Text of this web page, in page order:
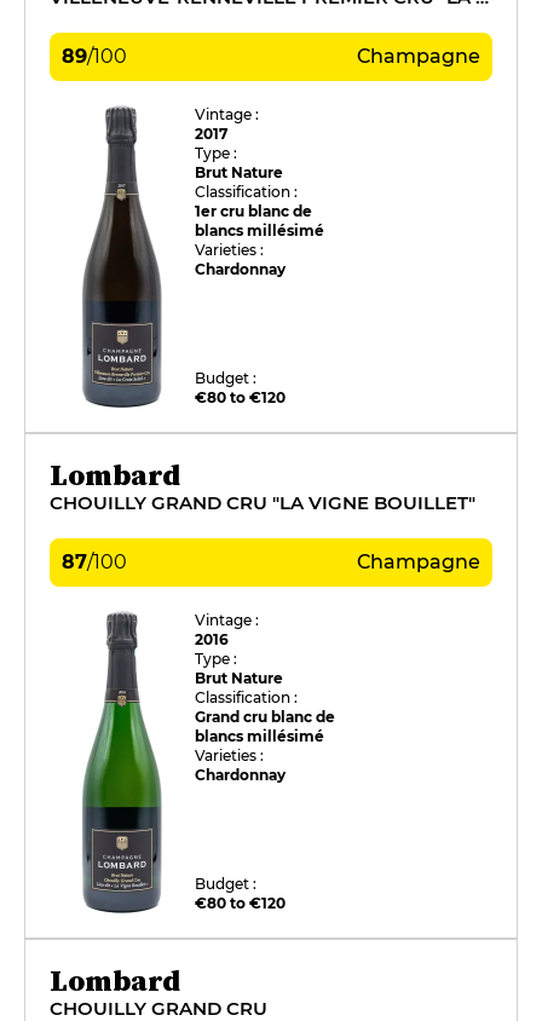
89/100 Champagne
Vintage :
2017
Type :
Brut Nature
Classification :
1er cru blanc de
blancs millésimé
Varieties :
Chardonnay
Budget :
€80 to €120
Lombard
CHOUILLY GRAND CRU "LA VIGNE BOUILLET"
87/100 Champagne
Vintage :
2016
Type :
Brut Nature
Classification :
Grand cru blanc de
blancs millésimé
Varieties :
Chardonnay
Budget :
€80 to €120
Lombard
CHOUILLY GRAND CRU